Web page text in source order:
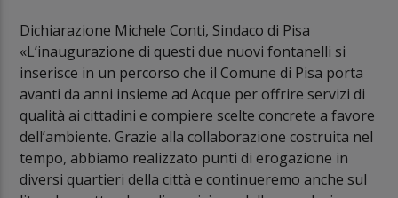
Dichiarazione Michele Conti, Sindaco di Pisa
«L’inaugurazione di questi due nuovi fontanelli si
inserisce in un percorso che il Comune di Pisa porta
avanti da anni insieme ad Acque per offrire servizi di
qualità ai cittadini e compiere scelte concrete a favore
dell’ambiente. Grazie alla collaborazione costruita nel
tempo, abbiamo realizzato punti di erogazione in
diversi quartieri della città e continueremo anche sul